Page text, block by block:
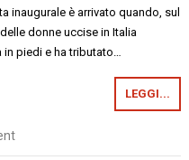
inaugurale è arrivato quando, sul
donne uccise in Italia
in piedi e ha tributato…
LEGGI...